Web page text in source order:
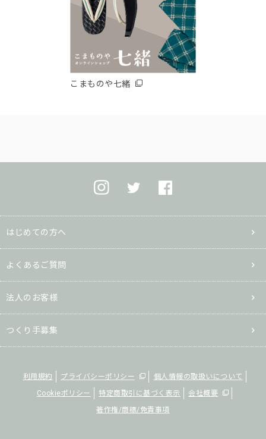
こまものや七緒
はじめての方へ
よくあるご質問
法人のお客様
つくり手募集
利用規約 プライバシーポリシー
個人情報の取扱いについて
Cookieポリシー
特定商取引に基づく表示
会社概要
著作権/商標/免責事項